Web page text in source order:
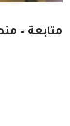
متابعة –